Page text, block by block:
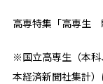
高専特集「高専生
※国立高専生（本科
本経済新聞社集計